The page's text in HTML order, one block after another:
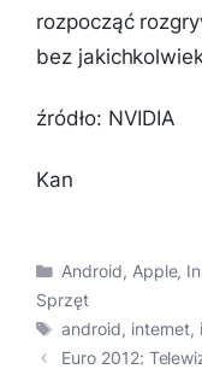
rozpocząć
bez
źródło: NVIDIA
Kan
Kategorie
Android, Apple,
Sprzęt
Tagi
android, internet,
Euro 2012: